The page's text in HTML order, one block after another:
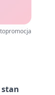
stan